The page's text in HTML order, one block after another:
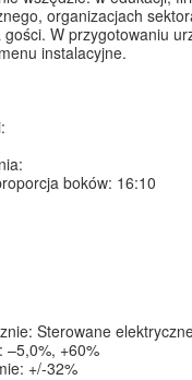
organizacjach
W przygotowaniu
instalacyjne.
boków: 16:10
Sterowane
+60%
+/-32%